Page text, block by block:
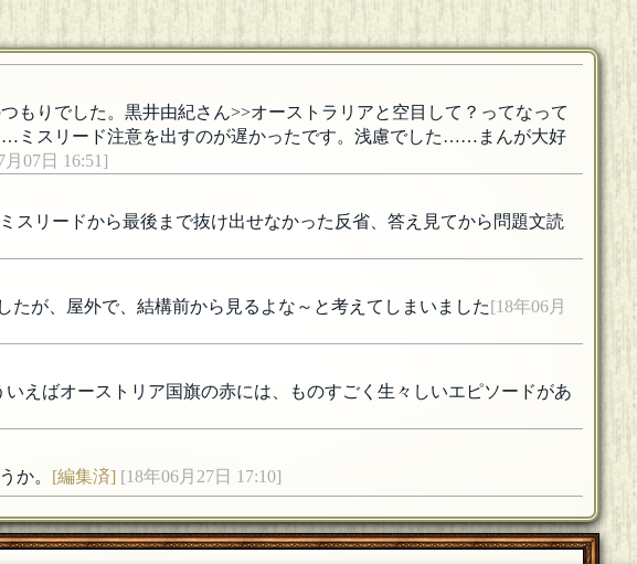
もりでした。黒井由紀さん>>オーストラリアと空目して？ってなって
スリード注意を出すのが遅かったです。浅慮でした……まんが大好
月07日 16:51]
スリードから最後まで抜け出せなかった反省、答え見てから問題文読
が、屋外で、結構前から見るよな～と考えてしまいました [18年06月
えばオーストリア国旗の赤には、ものすごく生々しいエピソードがあ
か。
[編集済] [18年06月27日 17:10]
意見感想異論お待ちしてます。お粗末さまでした。[18年06月27日